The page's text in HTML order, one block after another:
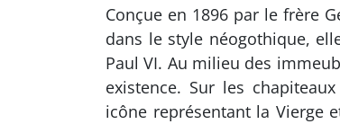
Conçue en 1896 par le frère
dans le style néogothique,
Paul VI. Au milieu des
existence. Sur les
icône représentant la Vierge